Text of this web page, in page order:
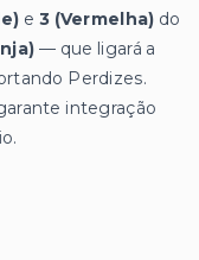
e 3 (Vermelha) do
— que ligará a
Perdizes.
integração